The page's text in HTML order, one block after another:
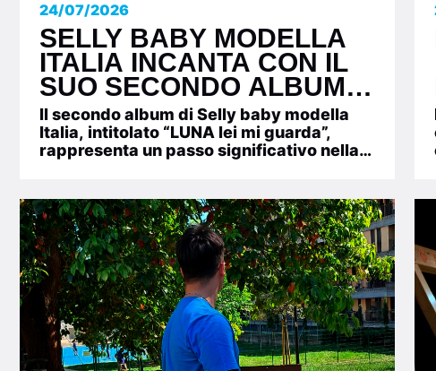
24/07/2026
SELLY BABY MODELLA
ITALIA INCANTA CON IL
SUO SECONDO ALBUM
“LUNA LEI MI GUARDA”
Il secondo album di Selly baby modella
Italia, intitolato “LUNA lei mi guarda”,
rappresenta un passo significativo nella